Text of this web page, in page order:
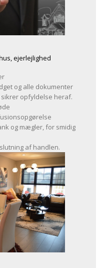
ejerlejlighed
og alle dokumenter
opfyldelse heraf.
og mægler, for smidig
af handlen.